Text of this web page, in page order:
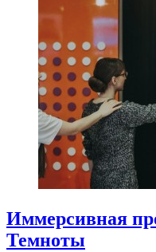
Иммерсивная
Темноты